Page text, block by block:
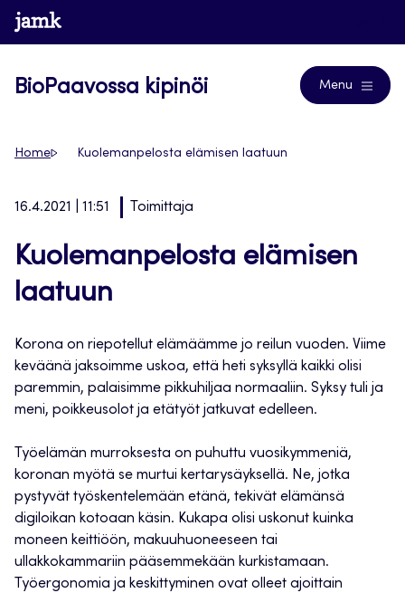
Siirry
suoraan
www.jamk.fi
BioPaavossa kipinöi Menu
Home Kuolemanpelosta elämisen laatuun
16.4.2021 | 11:51 Toimittaja
Kuolemanpelosta elämisen
laatuun
Korona on riepotellut elämäämme jo reilun vuoden. Viime
keväänä jaksoimme uskoa, että heti syksyllä kaikki olisi
paremmin, palaisimme pikkuhiljaa normaaliin. Syksy tuli ja
meni, poikkeusolot ja etätyöt jatkuvat edelleen.
Työelämän murroksesta on puhuttu vuosikymmeniä,
koronan myötä se murtui kertarysäyksellä. Ne, jotka
pystyvät työskentelemään etänä, tekivät elämänsä
digiloikan kotoaan käsin. Kukapa olisi uskonut kuinka
moneen keittiöön, makuuhuoneeseen tai
ullakkokammariin pääsemmekään kurkistamaan.
Työergonomia ja keskittyminen ovat olleet ajoittain